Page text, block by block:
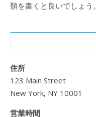
類を書くと良いでしょう。
住所
123 Main Street
New York, NY 10001
営業時間